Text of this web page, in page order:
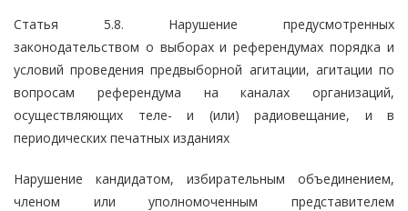
Статья 5.8. Нарушение предусмотренных
законодательством о выборах и референдумах порядка и
условий проведения предвыборной агитации, агитации по
вопросам референдума на каналах организаций,
осуществляющих теле- и (или) радиовещание, и в
периодических печатных изданиях
Нарушение кандидатом, избирательным объединением,
членом или уполномоченным представителем